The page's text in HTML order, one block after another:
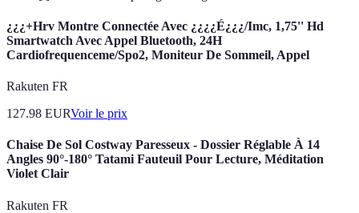
¿¿¿+Hrv Montre Connectée Avec ¿¿¿¿É¿¿¿/Imc, 1,75'' Hd
Smartwatch Avec Appel Bluetooth, 24H
Cardiofrequenceme/Spo2, Moniteur De Sommeil, Appel
Rakuten FR
127.98 EURVoir le prix
Chaise De Sol Costway Paresseux - Dossier Réglable À 14
Angles 90°-180° Tatami Fauteuil Pour Lecture, Méditation
Violet Clair
Rakuten FR